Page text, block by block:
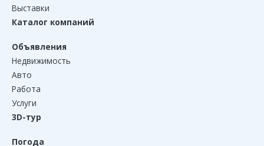
Выставки
Каталог компаний
Объявления
Недвижимость
Авто
Работа
Услуги
3D-тур
Погода